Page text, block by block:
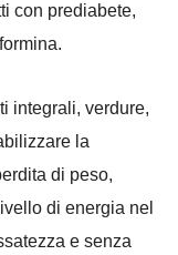
con prediabete,
integrali, verdure,
la
di peso,
di energia nel
e senza